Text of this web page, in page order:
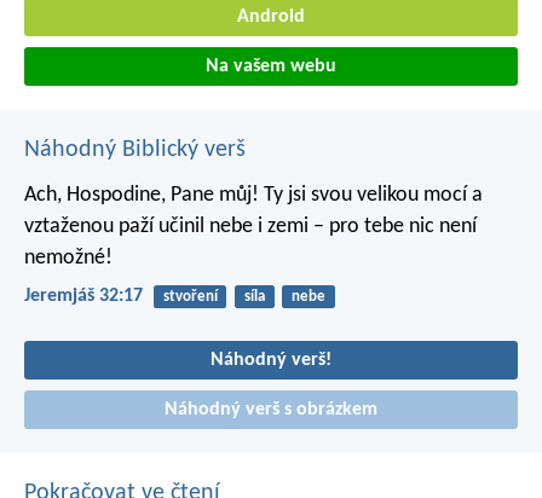
Android
Na vašem webu
Náhodný Biblický verš
Ach, Hospodine, Pane můj! Ty jsi svou velikou mocí a
vztaženou paží učinil nebe i zemi – pro tebe nic není
nemožné!
Jeremjáš 32:17 stvoření síla nebe
Náhodný verš!
Náhodný verš s obrázkem